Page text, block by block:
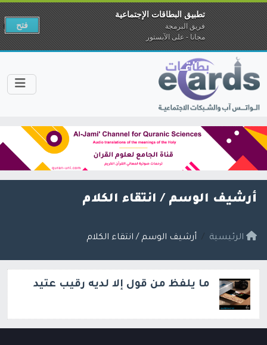
أرشيف الوسم / انتقاء الكلام
الرئيسية أرشيف الوسم / انتقاء الكلام
ما يلفظ من قول إلا لديه رقيب عتيد
تطبيق البطاقات الإجتماعية
فريق البرمجة
مجانا - على الآبستور
فتح